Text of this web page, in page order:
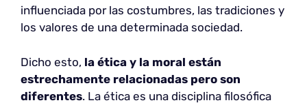
influenciada por las costumbres, las tradiciones y
los valores de una determinada sociedad.
Dicho esto, la ética y la moral están
estrechamente relacionadas pero son
diferentes. La ética es una disciplina filosófica